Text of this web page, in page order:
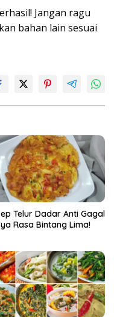
Jangan ragu
bahan lain sesuai
Telur Dadar Anti Gagal
Rasa Bintang Lima!